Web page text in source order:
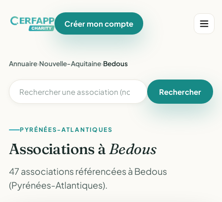
Créer mon compte
Annuaire›Nouvelle-Aquitaine›Bedous
Rechercher
PYRÉNÉES-ATLANTIQUES
Associations àBedous
47 associations référencées à Bedous
(Pyrénées-Atlantiques).